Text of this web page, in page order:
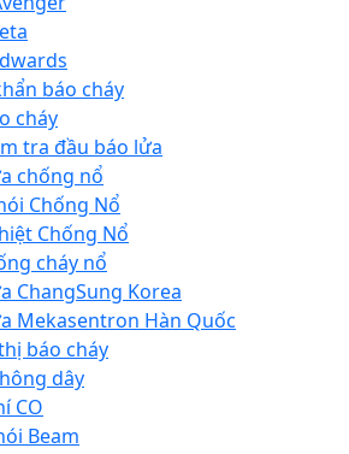
báo cháy
cháy
tra đầu báo lửa
chống nổ
Chống Nổ
Chống Nổ
cháy nổ
ChangSung Korea
Mekasentron Hàn Quốc
báo cháy
dây
CO
Beam